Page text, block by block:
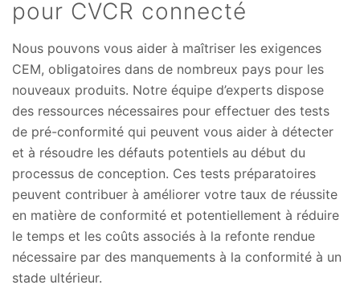
pour CVCR connecté
Nous pouvons vous aider à maîtriser les exigences
CEM, obligatoires dans de nombreux pays pour les
nouveaux produits. Notre équipe d’experts dispose
des ressources nécessaires pour effectuer des tests
de pré-conformité qui peuvent vous aider à détecter
et à résoudre les défauts potentiels au début du
processus de conception. Ces tests préparatoires
peuvent contribuer à améliorer votre taux de réussite
en matière de conformité et potentiellement à réduire
le temps et les coûts associés à la refonte rendue
nécessaire par des manquements à la conformité à un
stade ultérieur.